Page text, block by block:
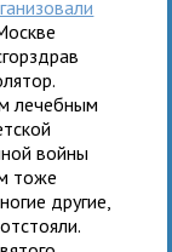
лечебным
войны
тоже
другие,